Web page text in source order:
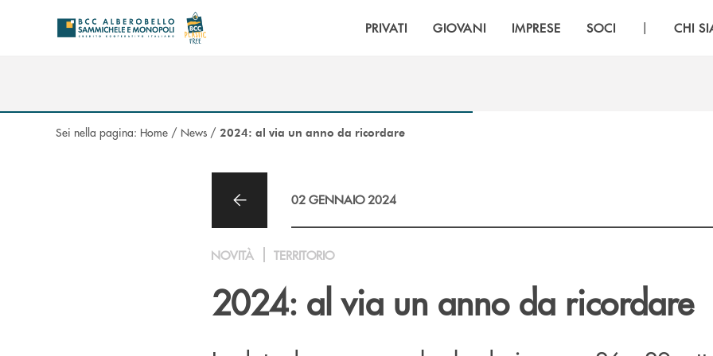
PRIVATI GIOVANI IMPRESE SOCI | CHI
Sei nella pagina: Home / News / 2024: al via un anno da ricordare
02 GENNAIO 2024
NOVITÀ TERRITORIO
2024: al via un anno da ricordare